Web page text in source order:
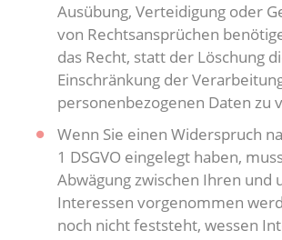
Ausübung, Verteidigung oder
von Rechtsansprüchen
das Recht, statt der Löschung
Einschränkung der
personenbezogenen Daten zu
Wenn Sie einen Widerspruch
1 DSGVO eingelegt haben,
Abwägung zwischen Ihren und
Interessen vorgenommen
noch nicht feststeht, wessen